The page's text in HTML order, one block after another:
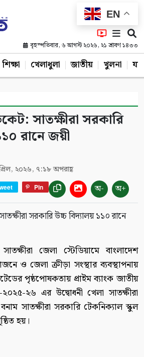
EN
বৃহস্পতিবার, ৬ আগস্ট ২০২৬, ২১ শ্রাবণ ১৪৩৩
শিক্ষা খেলাধুলা জাতীয় খুলনা
সাতক্ষীরা সরকারি
রানে জয়ী
২০২৬, ৭:১৮ অপরাহ্ণ
Pin অ- অ+
জেলা স্টেডিয়ামে বাংলাদেশ
ও জেলা ক্রীড়া সংস্থার ব্যবস্থাপনায়
পৃষ্ঠপোষকতায় প্রাইম ব্যাংক জাতীয়
২০২৫-২৬ এর উদ্বোধনী খেলা সাতক্ষীরা
সাতক্ষীরা সরকারি টেকনিক্যাল স্কুল
হয়।